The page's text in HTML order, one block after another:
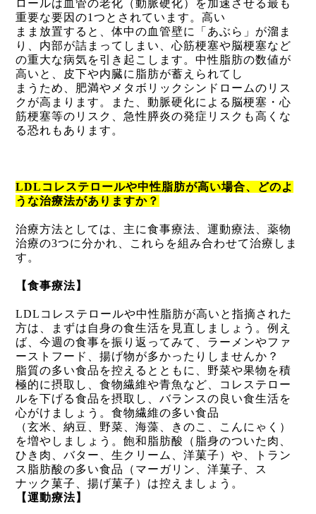
ロールは血管の老化（動脈硬化）を加速させる最も
重要な要因の1 つとされています。高い
まま放置すると、体中の血管壁に「あぶら」が溜ま
り、内部が詰まってしまい、心筋梗塞や脳梗塞など
の重大な病気を引き起こします。中性脂肪の数値が
高いと、皮下や内臓に脂肪が蓄えられてし
まうため、肥満やメタボリックシンドロームのリス
クが高まります。また、動脈硬化による脳梗塞・心
筋梗塞等のリスク、急性膵炎の発症リスクも高くな
る恐れもあります。
LDL コレステロールや中性脂肪が高い場合、どのよ
うな治療法がありますか？
治療方法としては、主に食事療法、運動療法、薬物
治療の3つに分かれ、これらを組み合わせて治療しま
す。
【食事療法】
LDL コレステロールや中性脂肪が高いと指摘された
方は、まずは自身の食生活を見直しましょう。例え
ば、今週の食事を振り返ってみて、ラーメンやファ
ーストフード、揚げ物が多かったりしませんか？
脂質の多い食品を控えるとともに、野菜や果物を積
極的に摂取し、食物繊維や青魚など、コレステロー
ルを下げる食品を摂取し、バランスの良い食生活を
心がけましょう。食物繊維の多い食品
（玄米、納豆、野菜、海藻、きのこ、こんにゃく）
を増やしましょう。飽和脂肪酸（脂身のついた肉、
ひき肉、バター、生クリーム、洋菓子）や、トラン
ス脂肪酸の多い食品（マーガリン、洋菓子、ス
ナック菓子、揚げ菓子）は控えましょう。
【運動療法】